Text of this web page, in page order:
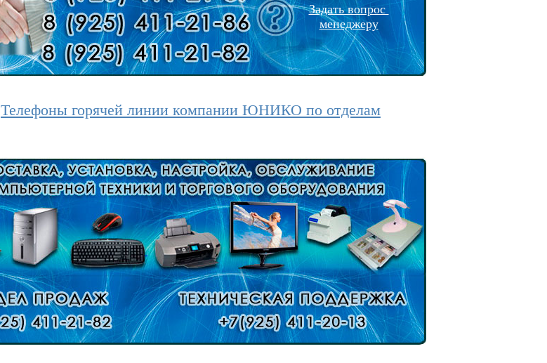
Задать вопрос
менеджеру
Телефоны горячей линии компании ЮНИКО по отделам